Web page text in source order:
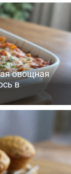
овощная
в